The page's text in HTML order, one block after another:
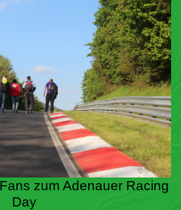
zum Adenauer Racing
Day